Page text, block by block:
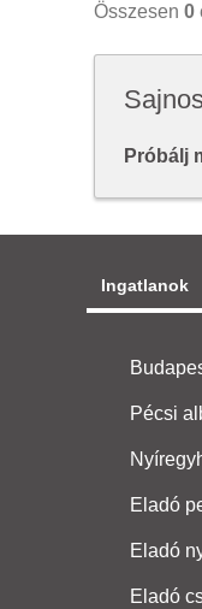
Összesen 0
Próbálj
Ingatlanok
Pécsi
Eladó
Eladó
Eladó